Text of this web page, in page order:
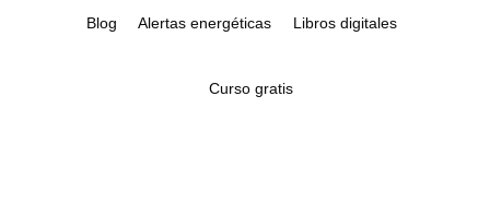
Blog Alertas energéticas Libros digitales
Curso gratis